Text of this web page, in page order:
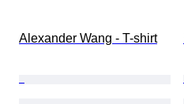
Alexander Wang - T-shirt